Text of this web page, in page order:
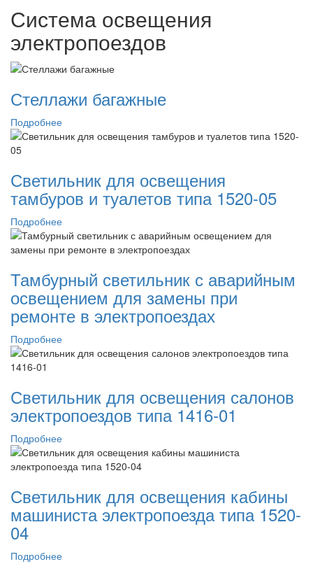
Система освещения
электропоездов
Стеллажи багажные
Подробнее
Светильник для освещения
тамбуров и туалетов типа 1520-05
Подробнее
Тамбурный светильник с аварийным
освещением для замены при
ремонте в электропоездах
Подробнее
Светильник для освещения салонов
электропоездов типа 1416-01
Подробнее
Светильник для освещения кабины
машиниста электропоезда типа 1520-
04
Подробнее